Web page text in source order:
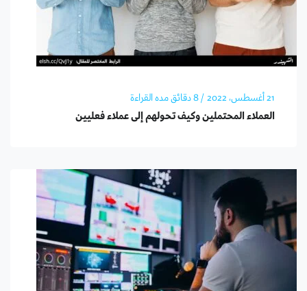
21 أغسطس، 2022 / 8 دقائق مده القراءة
العملاء المحتملين وكيف تحولهم إلى عملاء فعليين